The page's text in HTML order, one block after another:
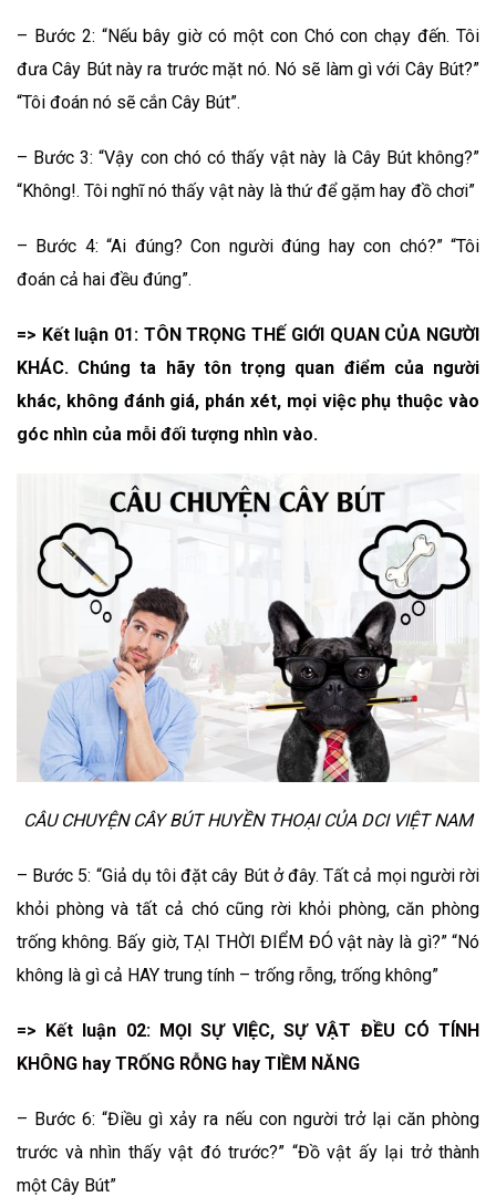
– Bước 2: “Nếu bây giờ có một con Chó con chạy đến. Tôi
đưa Cây Bút này ra trước mặt nó. Nó sẽ làm gì với Cây Bút?”
“Tôi đoán nó sẽ cắn Cây Bút”.
– Bước 3: “Vậy con chó có thấy vật này là Cây Bút không?”
“Không!. Tôi nghĩ nó thấy vật này là thứ để gặm hay đồ chơi”
– Bước 4: “Ai đúng? Con người đúng hay con chó?” “Tôi
đoán cả hai đều đúng”.
=> Kết luận 01: TÔN TRỌNG THẾ GIỚI QUAN CỦA NGƯỜI
KHÁC. Chúng ta hãy tôn trọng quan điểm của người
khác, không đánh giá, phán xét, mọi việc phụ thuộc vào
góc nhìn của mỗi đối tượng nhìn vào.
CÂU CHUYỆN CÂY BÚT HUYỀN THOẠI CỦA DCI VIỆT NAM
– Bước 5: “Giả dụ tôi đặt cây Bút ở đây. Tất cả mọi người rời
khỏi phòng và tất cả chó cũng rời khỏi phòng, căn phòng
trống không. Bấy giờ, TẠI THỜI ĐIỂM ĐÓ vật này là gì?” “Nó
không là gì cả HAY trung tính – trống rỗng, trống không”
=> Kết luận 02: MỌI SỰ VIỆC, SỰ VẬT ĐỀU CÓ TÍNH
KHÔNG hay TRỐNG RỖNG hay TIỀM NĂNG
– Bước 6: “Điều gì xảy ra nếu con người trở lại căn phòng
trước và nhìn thấy vật đó trước?” “Đồ vật ấy lại trở thành
một Cây Bút”